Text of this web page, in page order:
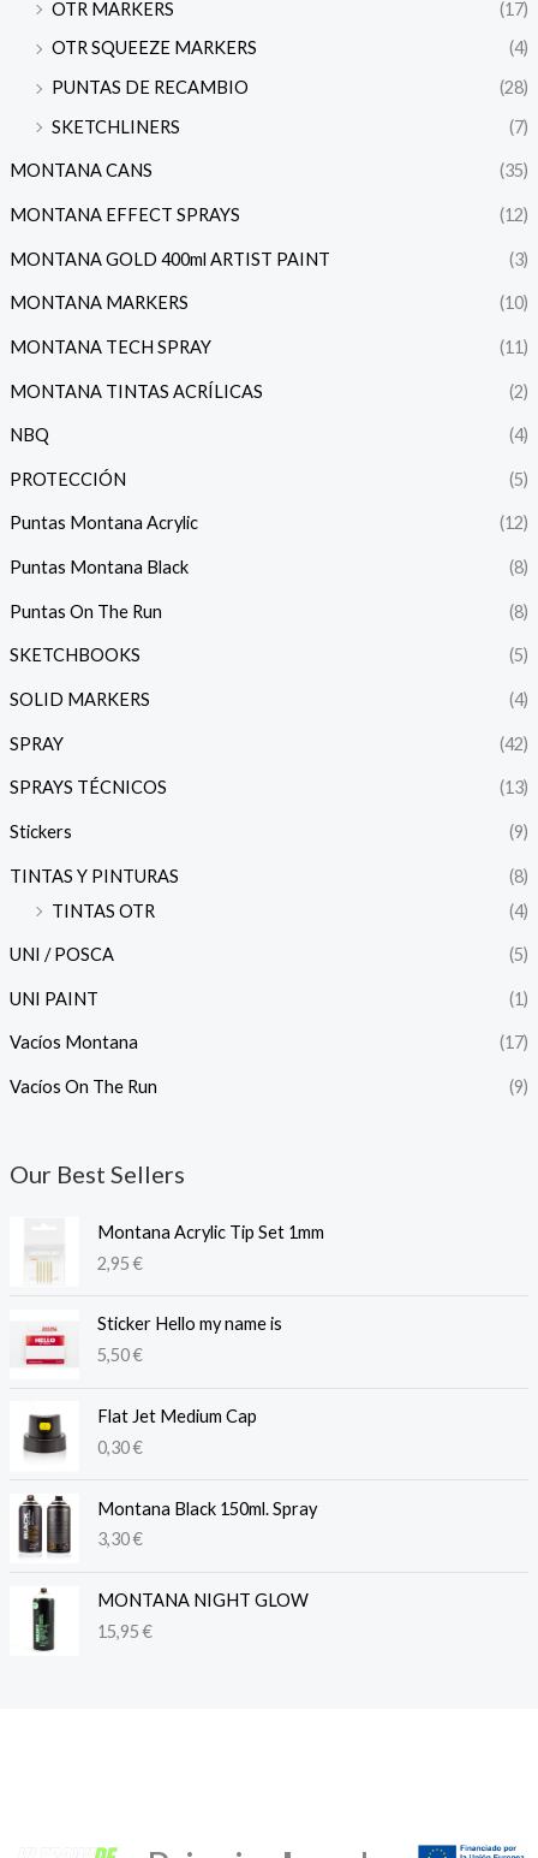
OTR MARKERS
(17)
OTR SQUEEZE MARKERS
(4)
PUNTAS DE RECAMBIO
(28)
SKETCHLINERS
(7)
MONTANA CANS (35)
MONTANA EFFECT SPRAYS (12)
MONTANA GOLD 400ml ARTIST PAINT (3)
MONTANA MARKERS (10)
MONTANA TECH SPRAY (11)
MONTANA TINTAS ACRÍLICAS (2)
NBQ (4)
PROTECCIÓN (5)
Puntas Montana Acrylic (12)
Puntas Montana Black (8)
Puntas On The Run (8)
SKETCHBOOKS (5)
SOLID MARKERS (4)
SPRAY (42)
SPRAYS TÉCNICOS (13)
Stickers (9)
TINTAS Y PINTURAS
(8)
TINTAS OTR
(4)
UNI / POSCA (5)
UNI PAINT (1)
Vacíos Montana (17)
Vacíos On The Run (9)
Our Best Sellers
Montana Acrylic Tip Set 1mm
2,95€
Sticker Hello my name is
5,50€
Flat Jet Medium Cap
0,30€
Montana Black 150ml. Spray
3,30€
MONTANA NIGHT GLOW
15,95€